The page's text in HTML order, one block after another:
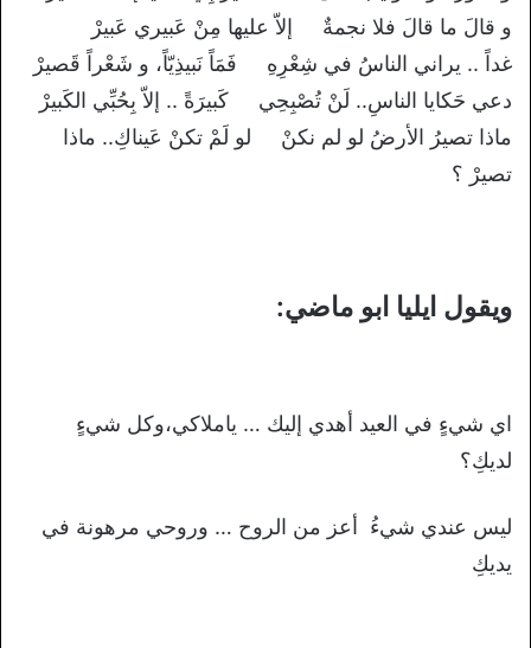
و قالَ ما قالَ فلا نجمةٌ إلاّ عليها مِنْ عَبيري عَبيرْ
غداً .. يراني الناسُ في شِعْرِهِ فَمَاً نَبيذِيّاً، و شَعْراً قَصيرْ
دعي حَكايا الناسِ.. لَنْ تُصْبِحِي كَبيرَةً .. إلاّ بِحُبِّي الكَبيرْ
ماذا تصيرُ الأرضُ لو لم نكنْ لو لَمْ تكنْ عَيناكِ.. ماذا
تصيرْ ؟
ويقول ايليا ابو ماضي:
اي شيءٍ في العيد أهدي إليك … ياملاكي،وكل شيءٍ
لديكِ؟
ليس عندي شيءُ أعز من الروح … وروحي مرهونة في
يديكِ